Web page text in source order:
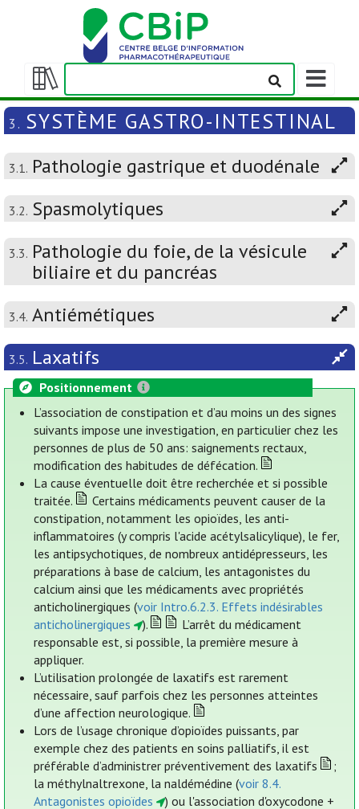
Afficher/masquer
la
table
matières
Afficher/
la
barre
de
navigation
3. SYSTÈME GASTRO-INTESTINAL
3.1. Pathologie gastrique et duodénale
3.2. Spasmolytiques
3.3. Pathologie du foie, de la vésicule
biliaire et du pancréas
3.4. Antiémétiques
3.5. Laxatifs
Positionnement
L’association de constipation et d’au moins un des signes
suivants impose une investigation, en particulier chez les
personnes de plus de 50 ans: saignements rectaux,
modification des habitudes de défécation.
La cause éventuelle doit être recherchée et si possible
traitée.
Certains médicaments peuvent causer de la
constipation, notamment les opioïdes, les anti-
inflammatoires (y compris l'acide acétylsalicylique), le fer,
les antipsychotiques, de nombreux antidépresseurs, les
préparations à base de calcium, les antagonistes du
calcium ainsi que les médicaments avec propriétés
anticholinergiques (voir Intro.6.2.3. Effets indésirables
anticholinergiques
).
L’arrêt du médicament
responsable est, si possible, la première mesure à
appliquer.
L’utilisation prolongée de laxatifs est rarement
nécessaire, sauf parfois chez les personnes atteintes
d’une affection neurologique.
Lors de l’usage chronique d’opioïdes puissants, par
exemple chez des patients en soins palliatifs, il est
préférable d’administrer préventivement des laxatifs
;
la méthylnaltrexone, la naldémédine (voir 8.4.
Antagonistes opioïdes
) ou l'association d'oxycodone +